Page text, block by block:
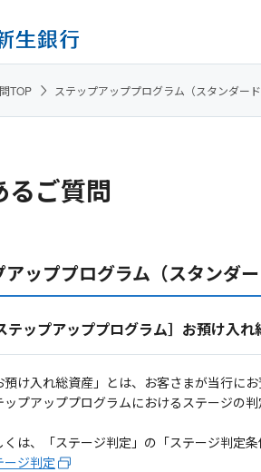
TOP ステップアッププログラム（スタンダー
るご質問
ッププログラム（スタンダ
テップアッププログラム］お預け入れ
預け入れ総資産」とは、お客さまが当行に
ップアッププログラムにおけるステージの
くは、「ステージ判定」の「ステージ判定
ージ判定